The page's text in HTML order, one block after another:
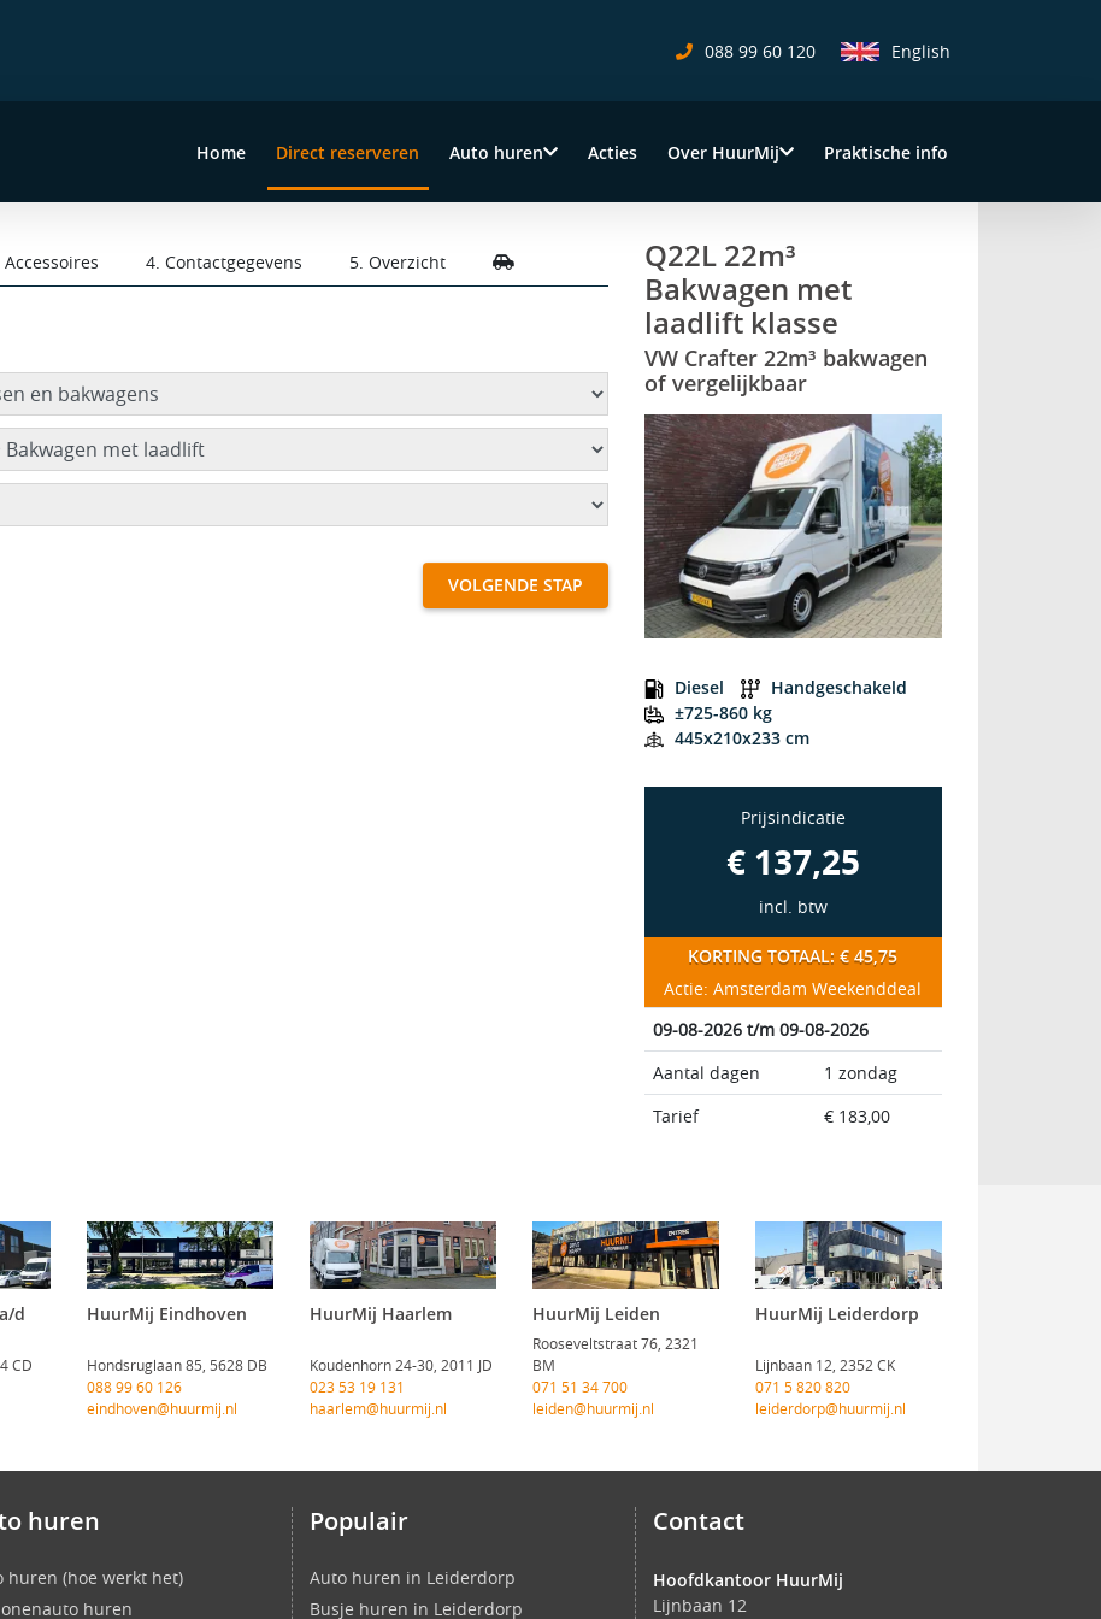
088 99 60 120 English
Home Direct reserveren
(current) Auto huren Acties Over HuurMij Praktische info
Accessoires 4. Contactgegevens 5. Overzicht
VOLGENDE STAP
Q22L 22m³
Bakwagen met
laadlift klasse
VW Crafter 22m³ bakwagen
of vergelijkbaar
Diesel
Handgeschakeld
±725-860 kg
445x210x233 cm
Prijsindicatie
€ 137,25
incl. btw
KORTING TOTAAL: € 45,75
Actie: Amsterdam Weekenddeal
09-08-2026 t/m 09-08-2026
Aantal dagen
1 zondag
Tarief
€ 183,00
d
CD
HuurMij Eindhoven
Hondsruglaan 85, 5628 DB
088 99 60 126
eindhoven@huurmij.nl
HuurMij Haarlem
Koudenhorn 24-30, 2011 JD
023 53 19 131
haarlem@huurmij.nl
HuurMij Leiden
Rooseveltstraat 76, 2321
BM
071 51 34 700
leiden@huurmij.nl
HuurMij Leiderdorp
Lijnbaan 12, 2352 CK
071 5 820 820
leiderdorp@huurmij.nl
huren
huren (hoe werkt het)
huren
Populair
Auto huren in Leiderdorp
Busje huren in Leiderdorp
Contact
Hoofdkantoor HuurMij
Lijnbaan 12